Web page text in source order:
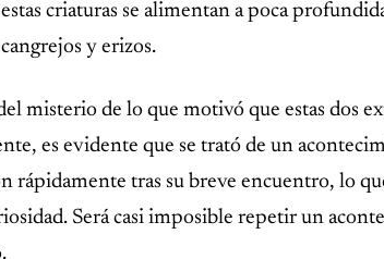
criaturas se alimentan a poca
y erizos.
misterio de lo que motivó que estas dos
es evidente que se trató de un
rápidamente tras su breve encuentro, lo
Será casi imposible repetir un